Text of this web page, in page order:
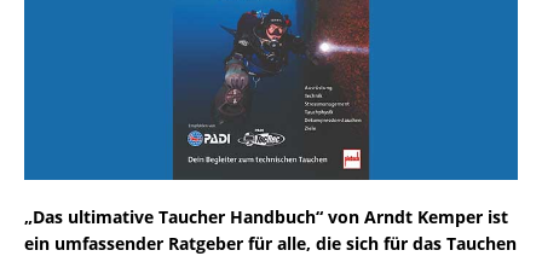
„Das ultimative Taucher Handbuch“ von Arndt Kemper ist
ein umfassender Ratgeber für alle, die sich für das Tauchen